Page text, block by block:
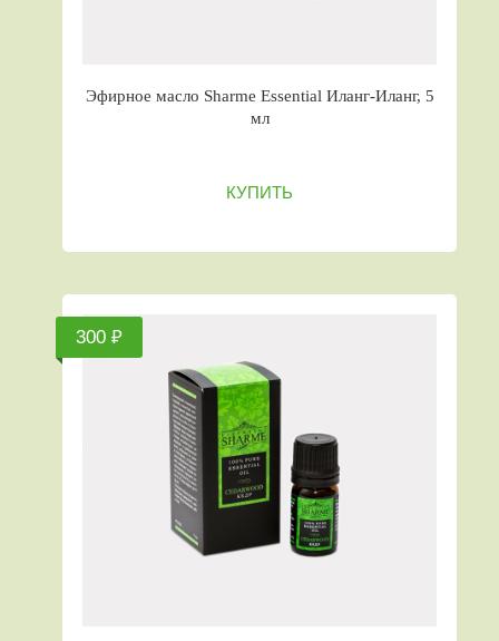
Эфирное масло Sharme Essential Иланг-Иланг, 5
мл
КУПИТЬ
300 ₽